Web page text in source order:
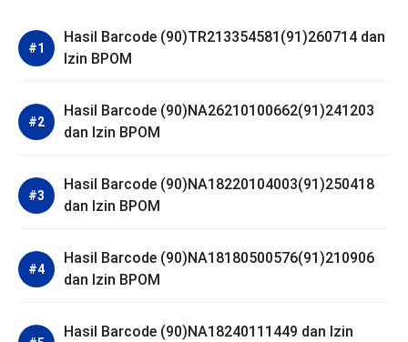
Hasil Barcode (90)TR213354581(91)260714 dan
Izin BPOM
Hasil Barcode (90)NA26210100662(91)241203
dan Izin BPOM
Hasil Barcode (90)NA18220104003(91)250418
dan Izin BPOM
Hasil Barcode (90)NA18180500576(91)210906
dan Izin BPOM
Hasil Barcode (90)NA18240111449 dan Izin